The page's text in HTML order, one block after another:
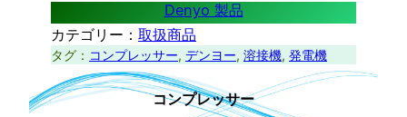
Denyo 製品
カテゴリー： 取扱商品
タグ： コンプレッサー, デンヨー, 溶接機, 発電機
コンプレッサー